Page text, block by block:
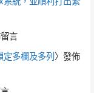
言
定多欄及多列〉發佈